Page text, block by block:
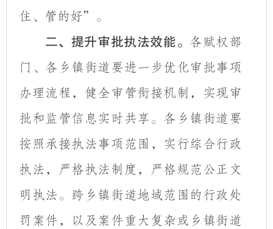
住、管的好”。
二、提升审批执法效能。 各赋权部
门、各乡镇街道要进一步优化审批事项
办理流程，健全审管衔接机制，实现审
批和监管信息实时共享。各乡镇街道要
按照承接执法事项范围，实行综合行政
执法，严格执法制度，严格规范公正文
明执法。跨乡镇街道地域范围的行政处
罚案件，以及案件重大复杂或乡镇街道